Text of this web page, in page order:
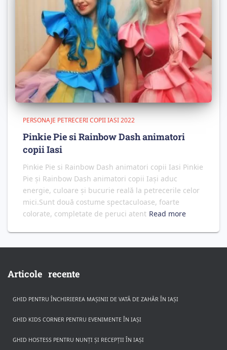
PERSONAJE PETRECERI COPII IASI 2022
Pinkie Pie si Rainbow Dash animatori
copii Iasi
Pinkie Pie si Rainbow Dash animatori copii Iasi Pinkie
Pie și Rainbow Dash animatori copii Iași aduc
energie, culoare și bucurie reală la petrecerile celor
mici.Sunt două costume spectaculoase, foarte
colorate, completate de peruci atent Read more
Articole recente
GHID PENTRU ÎNCHIRIEREA MAȘINII DE VATĂ DE ZAHĂR ÎN IAȘI
GHID KIDS CORNER PENTRU EVENIMENTE ÎN IAȘI
GHID HOSTESS PENTRU NUNȚI ȘI RECEPȚII ÎN IAȘI